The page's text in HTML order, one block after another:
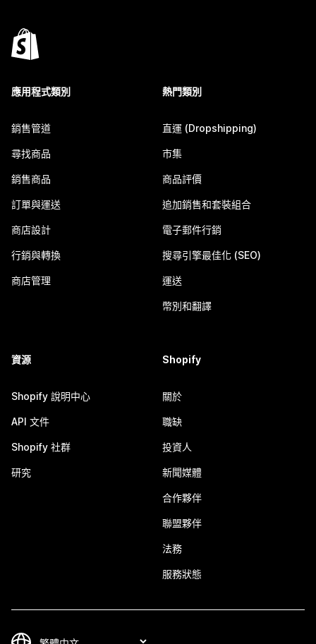
應用程式類別
銷售管道
尋找商品
銷售商品
訂單與運送
商店設計
行銷與轉換
商店管理
熱門類別
直運 (Dropshipping)
市集
商品評價
追加銷售和套裝組合
電子郵件行銷
搜尋引擎最佳化 (SEO)
運送
幣別和翻譯
資源
Shopify 說明中心
API 文件
Shopify 社群
研究
Shopify
關於
職缺
投資人
新聞媒體
合作夥伴
聯盟夥伴
法務
服務狀態